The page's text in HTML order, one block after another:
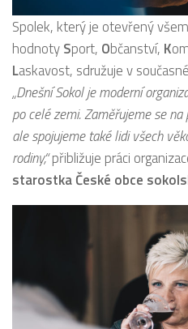
Spolek, který je otevřený
hodnotySport, Občanství, K
Laskavost, sdružuje v
„Dnešní Sokol je moderní
po celé zemi. Zaměřujeme se
ale spojujeme také lidi všech
rodiny,“přibližuje práci
starostka České obce